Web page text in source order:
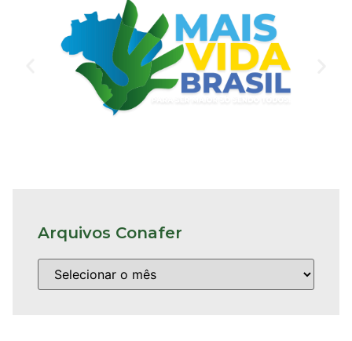
Arquivos Conafer